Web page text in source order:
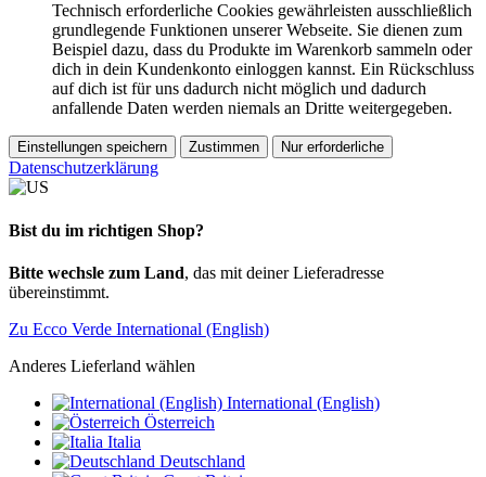
Technisch erforderliche Cookies gewährleisten ausschließlich
grundlegende Funktionen unserer Webseite. Sie dienen zum
Beispiel dazu, dass du Produkte im Warenkorb sammeln oder
dich in dein Kundenkonto einloggen kannst. Ein Rückschluss
auf dich ist für uns dadurch nicht möglich und dadurch
anfallende Daten werden niemals an Dritte weitergegeben.
Einstellungen speichern Zustimmen Nur erforderliche
Datenschutzerklärung
Bist du im richtigen Shop?
Bitte wechsle zum Land, das mit deiner Lieferadresse
übereinstimmt.
Zu Ecco Verde International (English)
Anderes Lieferland wählen
International (English)
Österreich
Italia
Deutschland